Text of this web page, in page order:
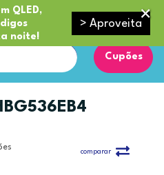
QLED,
noite!
> Aproveita
Cupões
comparar